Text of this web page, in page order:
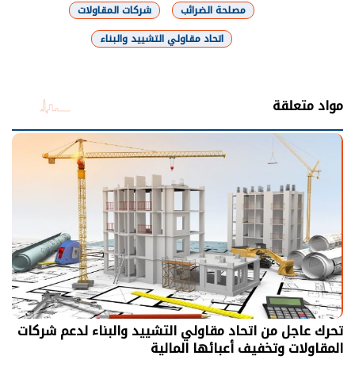
مصلحة الضرائب
شركات المقاولات
اتحاد مقاولي التشييد والبناء
مواد متعلقة
تحرك عاجل من اتحاد مقاولي التشييد والبناء لدعم شركات
المقاولات وتخفيف أعبائها المالية